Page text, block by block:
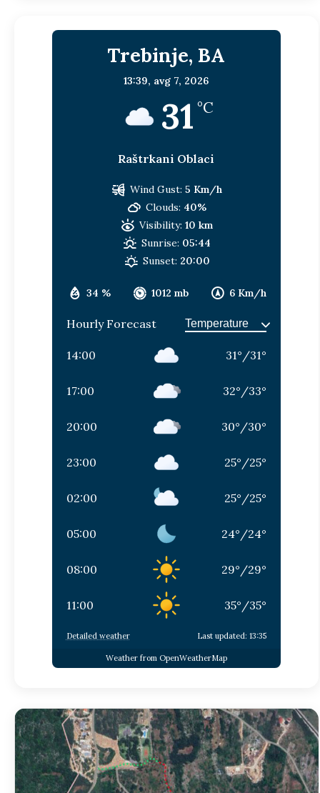
Trebinje, BA
13:39, avg 7, 2026
31 °C
Raštrkani Oblaci
34 % 1012 mb 6 Km/h
Wind Gust: 5 Km/h
Clouds: 40%
Visibility: 10 km
Sunrise: 05:44
Sunset: 20:00
Hourly Forecast
14:00 31° /31°
17:00 32° /33°
20:00 30° /30°
23:00 25° /25°
02:00 25° /25°
05:00 24° /24°
08:00 29° /29°
11:00 35° /35°
Detailed weather Last updated: 13:35
Weather from OpenWeatherMap